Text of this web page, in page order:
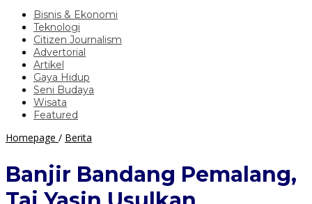
Bisnis & Ekonomi
Teknologi
Citizen Journalism
Advertorial
Artikel
Gaya Hidup
Seni Budaya
Wisata
Featured
Homepage / Berita
Pemalang,
Taj
Yasin
Banjir Bandang Pemalang,